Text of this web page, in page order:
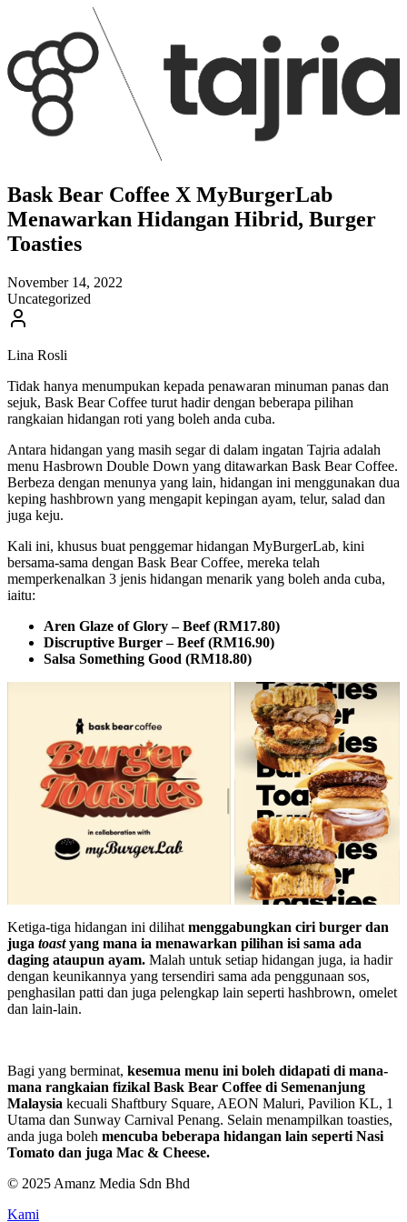
Bask Bear Coffee X MyBurgerLab
Menawarkan Hidangan Hibrid, Burger
Toasties
November 14, 2022
Uncategorized
Lina Rosli
Tidak hanya menumpukan kepada penawaran minuman panas dan
sejuk, Bask Bear Coffee turut hadir dengan beberapa pilihan
rangkaian hidangan roti yang boleh anda cuba.
Antara hidangan yang masih segar di dalam ingatan Tajria adalah
menu Hasbrown Double Down yang ditawarkan Bask Bear Coffee.
Berbeza dengan menunya yang lain, hidangan ini menggunakan dua
keping hashbrown yang mengapit kepingan ayam, telur, salad dan
juga keju.
Kali ini, khusus buat penggemar hidangan MyBurgerLab, kini
bersama-sama dengan Bask Bear Coffee, mereka telah
memperkenalkan 3 jenis hidangan menarik yang boleh anda cuba,
iaitu:
Aren Glaze of Glory – Beef (RM17.80)
Discruptive Burger – Beef (RM16.90)
Salsa Something Good (RM18.80)
Ketiga-tiga hidangan ini dilihat menggabungkan ciri burger dan
juga toastyang mana ia menawarkan pilihan isi sama ada
daging ataupun ayam. Malah untuk setiap hidangan juga, ia hadir
dengan keunikannya yang tersendiri sama ada penggunaan sos,
penghasilan patti dan juga pelengkap lain seperti hashbrown, omelet
dan lain-lain.
Bagi yang berminat, kesemua menu ini boleh didapati di mana-
mana rangkaian fizikal Bask Bear Coffee di Semenanjung
Malaysia kecuali Shaftbury Square, AEON Maluri, Pavilion KL, 1
Utama dan Sunway Carnival Penang. Selain menampilkan toasties,
anda juga boleh mencuba beberapa hidangan lain seperti Nasi
Tomato dan juga Mac & Cheese.
© 2025 Amanz Media Sdn Bhd
Kami